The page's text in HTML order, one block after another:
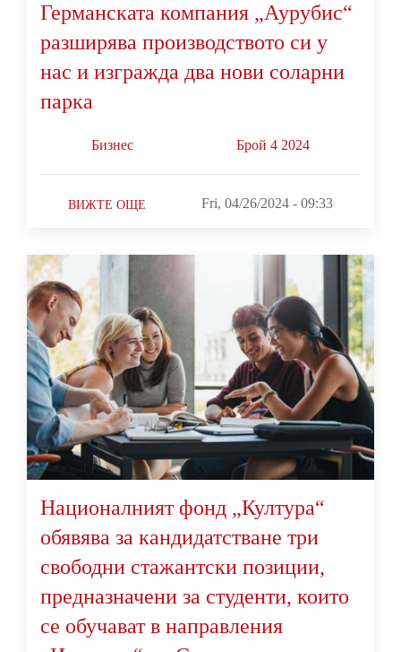
Германската компания „Аурубис“
разширява производството си у
нас и изгражда два нови соларни
парка
Бизнес Брой 4 2024
ВИЖТЕ ОЩЕ Fri, 04/26/2024 - 09:33
Националният фонд „Култура“
обявява за кандидатстване три
свободни стажантски позиции,
предназначени за студенти, които
се обучават в направления